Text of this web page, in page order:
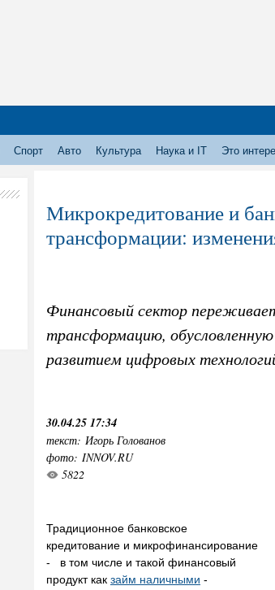
Спорт Авто Культура Наука и IT Это
Микрокредитование и
трансформации:
Финансовый сектор
трансформацию,
развитием цифровых
30.04.25 17:34
текст: Игорь Голованов
фото: INNOV.RU
5822
Традиционное банковское
кредитование и микрофинансирование
- в том числе и такой финансовый
продукт как займ наличными -